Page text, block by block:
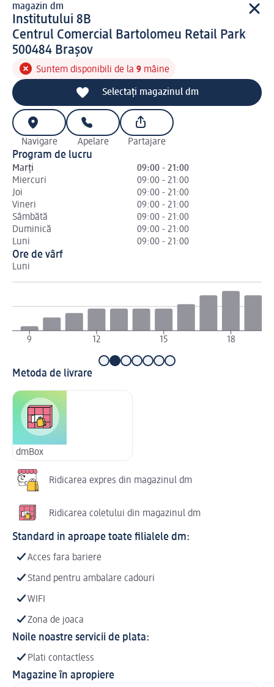
magazin d m
magazin dm
Institutului 8B
Centrul Comercial Bartolomeu Retail Park
5 0 0 4 8 4
500484 Braşov
Suntem disponibili de la 9 mâine
Selectați magazinul dm
Navigare Apelare Partajare
Program de lucru
Marți
09:00 - 21:00
Miercuri
09:00 - 21:00
Joi
09:00 - 21:00
Vineri
09:00 - 21:00
Sâmbătă
09:00 - 21:00
Duminică
09:00 - 21:00
Luni
09:00 - 21:00
Ore de vârf
Luni
9 12 15 18
Metoda de livrare
dmBox
Ridicarea expres din magazinul dm
Ridicarea coletului din magazinul dm
Standard in aproape toate filialele dm:
Acces fara bariere
Stand pentru ambalare cadouri
WIFI
Zona de joaca
Noile noastre servicii de plata:
Plati contactless
Magazine în apropiere